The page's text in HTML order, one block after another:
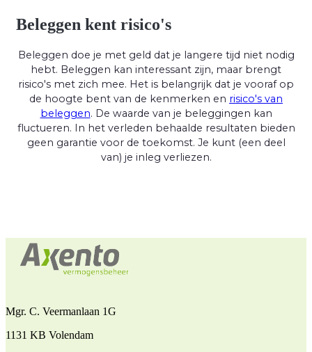
Beleggen kent risico's
Beleggen doe je met geld dat je langere tijd niet nodig
hebt. Beleggen kan interessant zijn, maar brengt
risico's met zich mee. Het is belangrijk dat je vooraf op
de hoogte bent van de kenmerken en risico's van
beleggen. De waarde van je beleggingen kan
fluctueren. In het verleden behaalde resultaten bieden
geen garantie voor de toekomst. Je kunt (een deel
van) je inleg verliezen.
Mgr. C. Veermanlaan 1G
1131 KB Volendam